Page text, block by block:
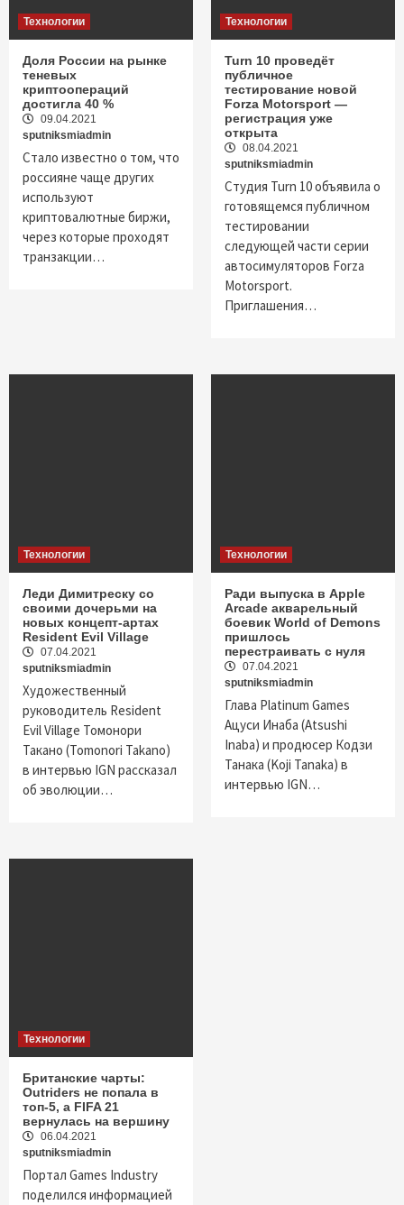
Технологии
Доля России на рынке
теневых
криптоопераций
достигла 40 %
09.04.2021
sputniksmiadmin
Стало известно о том, что
россияне чаще других
используют
криптовалютные биржи,
через которые проходят
транзакции…
Технологии
Turn 10 проведёт
публичное
тестирование новой
Forza Motorsport —
регистрация уже
открыта
08.04.2021
sputniksmiadmin
Студия Turn 10 объявила о
готовящемся публичном
тестировании
следующей части серии
автосимуляторов Forza
Motorsport.
Приглашения…
Технологии
Леди Димитреску со
своими дочерьми на
новых концепт-артах
Resident Evil Village
07.04.2021
sputniksmiadmin
Художественный
руководитель Resident
Evil Village Томонори
Такано (Tomonori Takano)
в интервью IGN рассказал
об эволюции…
Технологии
Ради выпуска в Apple
Arcade акварельный
боевик World of Demons
пришлось
перестраивать с нуля
07.04.2021
sputniksmiadmin
Глава Platinum Games
Ацуси Инаба (Atsushi
Inaba) и продюсер Кодзи
Танака (Koji Tanaka) в
интервью IGN…
Технологии
Британские чарты:
Outriders не попала в
топ-5, а FIFA 21
вернулась на вершину
06.04.2021
sputniksmiadmin
Портал Games Industry
поделился информацией